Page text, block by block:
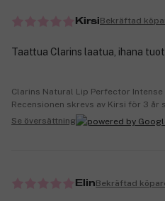
KirsiBekräftad
Taattua Clarins laatua, ihana
Clarins Natural Lip Perfector Intense
Recensionen skrevs av Kirsi för 3 år
Se översättning
ElinBekräftad